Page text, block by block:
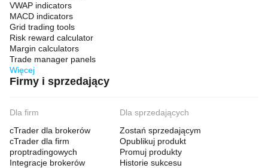
VWAP indicators
MACD indicators
Grid trading tools
Risk reward calculator
Margin calculators
Trade manager panels
Więcej
Firmy i sprzedający
Dla firm
cTrader dla brokerów
cTrader dla firm
proptradingowych
Integracje brokerów
Dla sprzedających
Zostań sprzedającym
Opublikuj produkt
Promuj produkty
Historie sukcesu